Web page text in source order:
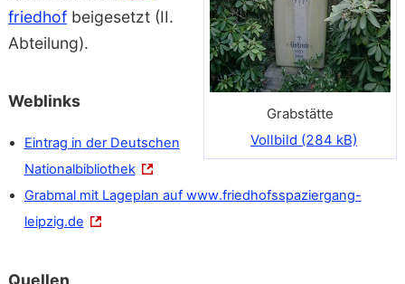
Grabstätte
Vollbild (284 kB)
friedhofbei­gesetzt (II.
Ab­teilung).
Weblinks
Eintrag in der Deutschen
Nationalbibliothek
Grabmal mit Lageplan auf www.friedhofsspaziergang-
leipzig.de
Quellen